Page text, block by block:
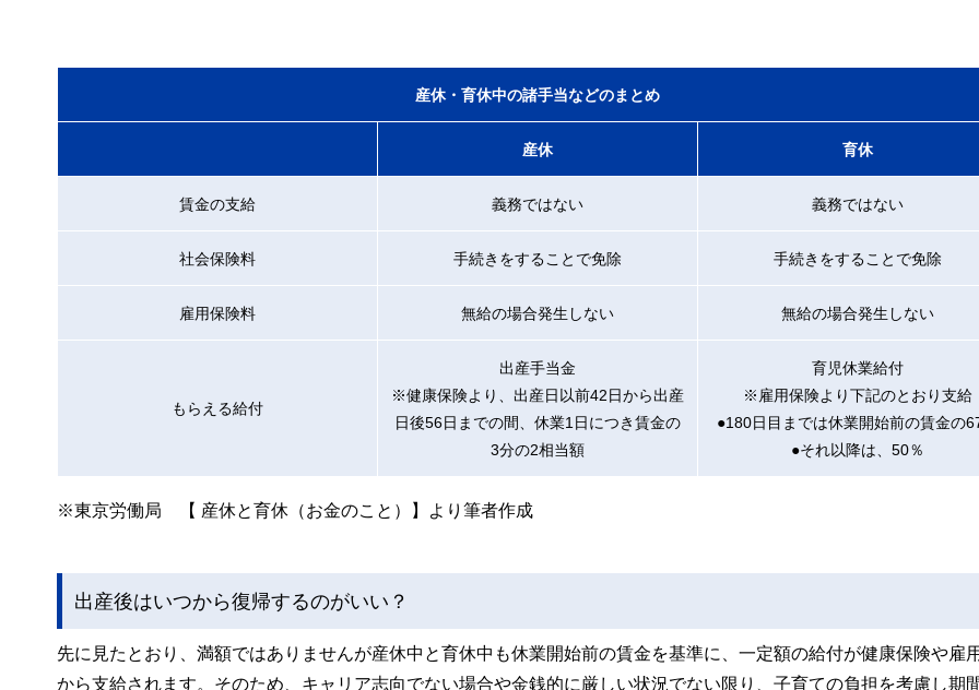
産休・育休中の諸手当などのまとめ
産休 育休
賃金の支給 義務ではない 義務ではない
社会保険料 手続きをすることで免除 手続きをすることで免除
雇用保険料 無給の場合発生しない 無給の場合発生しない
もらえる給付
出産手当金
※健康保険より、出産日以前42日から出産
日後56日までの間、休業1日につき賃金の
3分の2相当額
育児休業給付
※雇用保険より下記のとおり支給
●180日目までは休業開始前の賃金の
●それ以降は、50％
※東京労働局 【 産休と育休（お金のこと）】より筆者作成
出産後はいつから復帰するのがいい？
先に見たとおり、満額ではありませんが産休中と育休中も休業開始前の賃金を基準に、一定額の給付が健康保険や雇
から支給されます。そのため、キャリア志向でない場合や金銭的に厳しい状況でない限り、子育ての負担を考慮し期